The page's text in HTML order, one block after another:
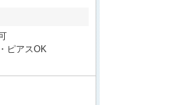
ピアスOK